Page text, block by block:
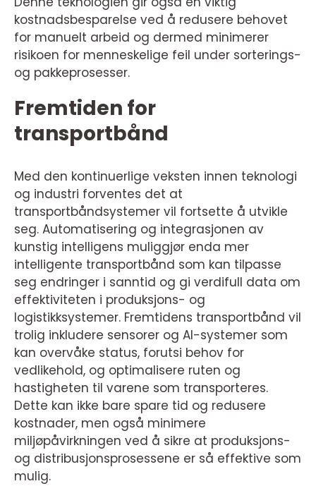
kostnadsbesparelse ved å redusere behovet
for manuelt arbeid og dermed minimerer
risikoen for menneskelige feil under sorterings-
og pakkeprosesser.
Fremtiden for
transportbånd
Med den kontinuerlige veksten innen teknologi
og industri forventes det at
transportbåndsystemer vil fortsette å utvikle
seg. Automatisering og integrasjonen av
kunstig intelligens muliggjør enda mer
intelligente transportbånd som kan tilpasse
seg endringer i sanntid og gi verdifull data om
effektiviteten i produksjons- og
logistikksystemer. Fremtidens transportbånd vil
trolig inkludere sensorer og AI-systemer som
kan overvåke status, forutsi behov for
vedlikehold, og optimalisere ruten og
hastigheten til varene som transporteres.
Dette kan ikke bare spare tid og redusere
kostnader, men også minimere
miljøpåvirkningen ved å sikre at produksjons-
og distribusjonsprosessene er så effektive som
mulig.